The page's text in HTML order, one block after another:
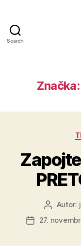
Search
Značka:
AutorAutor:
Dátum
27.